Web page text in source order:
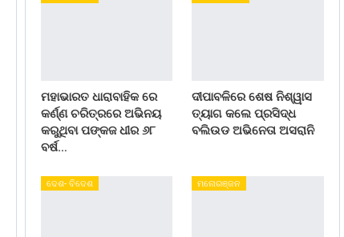
ମହାଭାରତ ଧାରାବାହିକ ରେ
କର୍ଣ୍ଣ ଚରିତ୍ରରେ ଅଭିନୟ
କରୁଥିବା ପଙ୍କଜ ଧୀର ୬୮
ବର୍ଷ…
ଦୀପାବଳିରେ ଶେଷ ନିଶ୍ୱାସ
ତ୍ୟାଗ କଲେ ପ୍ରସିଦ୍ଧ
ବଲିଉଡ ଅଭିନେତା ଅସରାନି
ଦେଶ- ବିଦେଶ ମନୋରଞ୍ଜନ